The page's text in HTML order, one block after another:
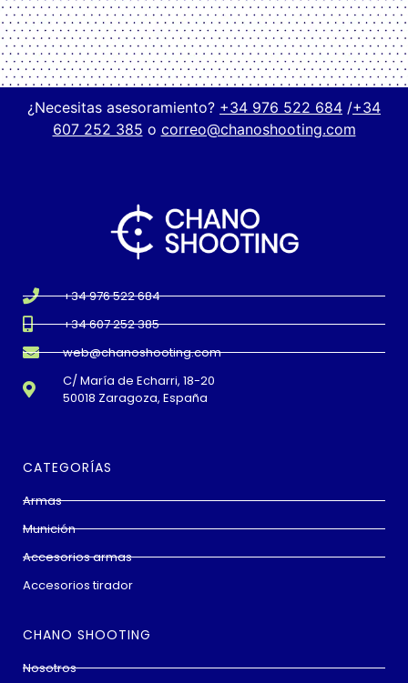
¿Necesitas asesoramiento? +34 976 522 684 /+34
607 252 385 o correo@chanoshooting.com
+34 976 522 684
+34 607 252 385
web@chanoshooting.com
C/ María de Echarri, 18-20
50018 Zaragoza, España
CATEGORÍAS
Armas
Munición
Accesorios armas
Accesorios tirador
CHANO SHOOTING
Nosotros